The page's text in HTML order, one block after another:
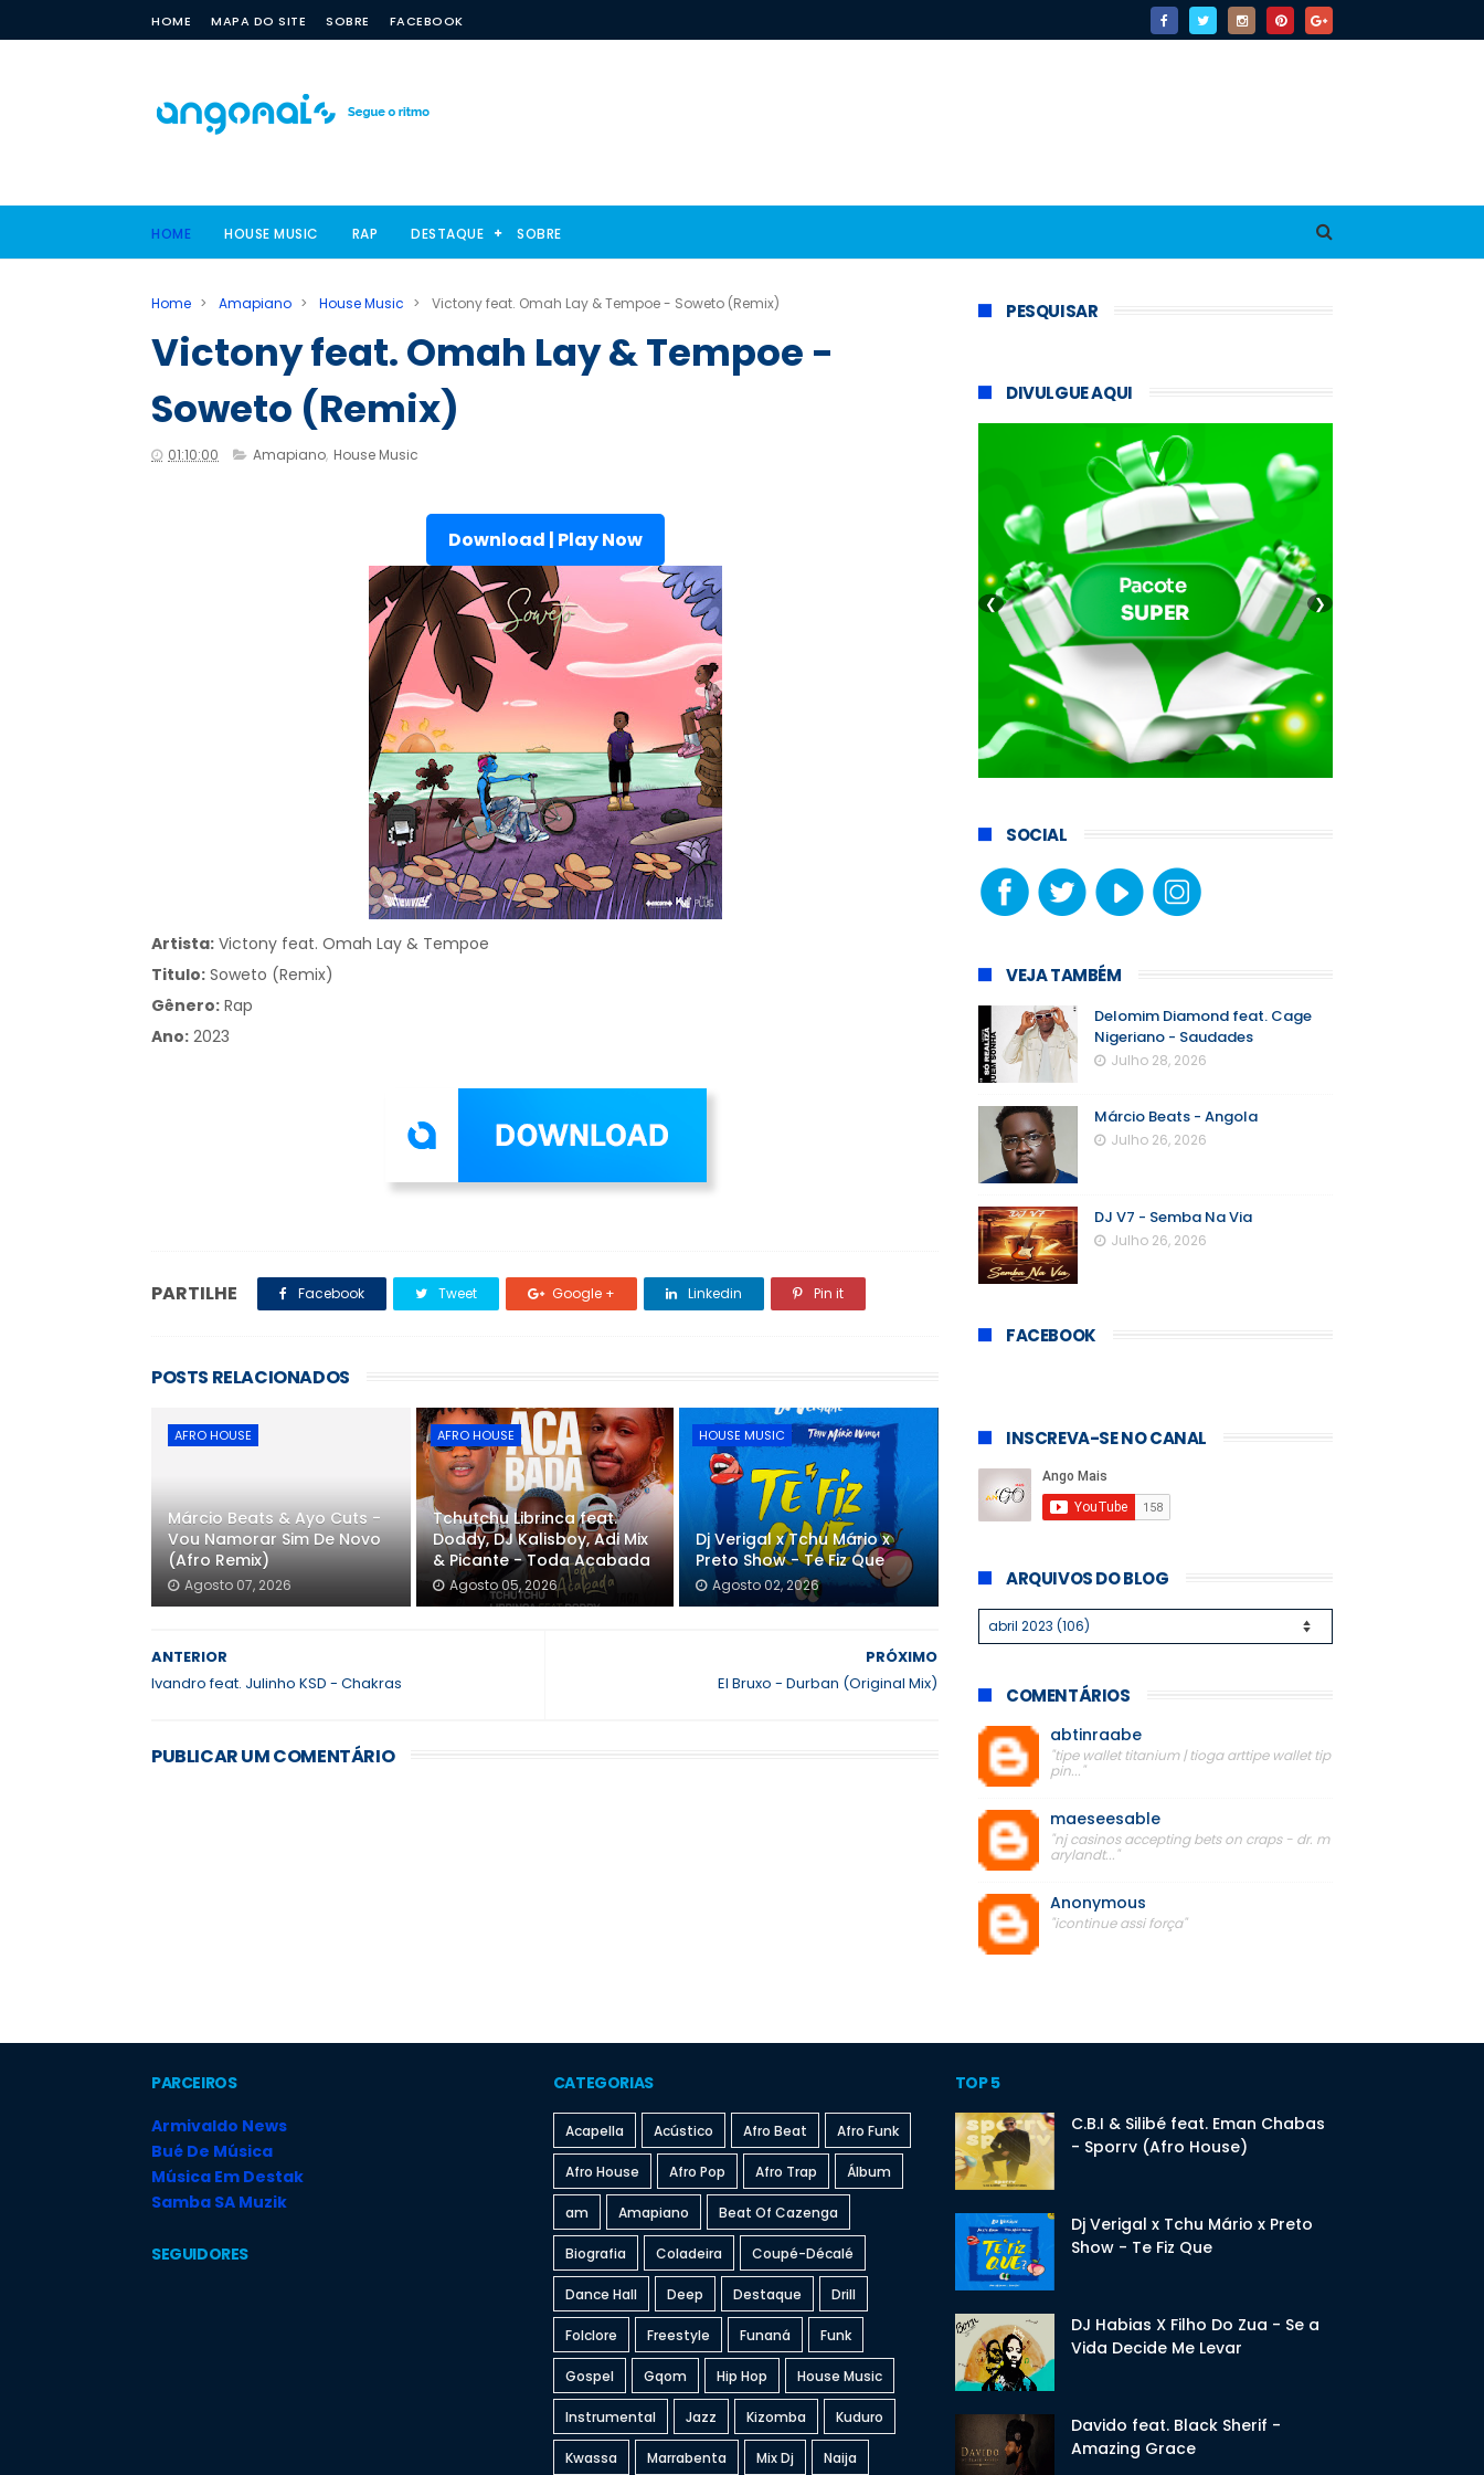
HOME MAPA DO SITE SOBRE FACEBOOK
HOME HOUSE MUSIC RAP DESTAQUE SOBRE
Home > Amapiano > House Music > Victony feat. Omah Lay & Tempoe - Soweto (Remix)
Victony feat. Omah Lay & Tempoe -
Soweto (Remix)
01:10:00 Amapiano, House Music
Download | Play Now
Artista: Victony feat. Omah Lay & Tempoe
Titulo: Soweto (Remix)
Gênero: Rap
Ano: 2023
PARTILHE Facebook Tweet Google + Linkedin Pin it
POSTS RELACIONADOS
AFRO HOUSE
Márcio Beats & Ayo Cuts -
Vou Namorar Sim De Novo
(Afro Remix)
Agosto 07, 2026
AFRO HOUSE
Tchutchu Librinca feat.
Doddy, DJ Kalisboy, Adi Mix
& Picante - Toda Acabada
Agosto 05, 2026
HOUSE MUSIC
Dj Verigal x Tchu Mário x
Preto Show - Te Fiz Que
Agosto 02, 2026
PRÓXIMO
El Bruxo - Durban (Original Mix)
ANTERIOR
Ivandro feat. Julinho KSD - Chakras
PUBLICAR UM COMENTÁRIO
PESQUISAR
DIVULGUE AQUI
❮ ❯
SOCIAL
VEJA TAMBÉM
Delomim Diamond feat. Cage
Nigeriano - Saudades
Julho 28, 2026
Márcio Beats - Angola
Julho 26, 2026
DJ V7 - Semba Na Via
Julho 26, 2026
FACEBOOK
INSCREVA-SE NO CANAL
ARQUIVOS DO BLOG
COMENTÁRIOS
abtinraabe
"tipe wallet titanium | tioga arttipe wallet tip
pin..."
maeseesable
"nj casinos accepting bets on craps - dr. m
arylandt..."
Anonymous
"icontinue assi força"
PARCEIROS
Armivaldo News
Bué De Música
Música Em Destak
Samba SA Muzik
SEGUIDORES
CATEGORIAS
Acapella Acústico Afro Beat Afro Funk
Afro House Afro Pop Afro Trap Álbum
am Amapiano Beat Of Cazenga
Biografia Coladeira Coupé-Décalé
Dance Hall Deep Destaque Drill
Folclore Freestyle Funaná Funk
Gospel Gqom Hip Hop House Music
Instrumental Jazz Kizomba Kuduro
Kwassa Marrabenta Mix Dj Naija
TOP 5
C.B.I & Silibé feat. Eman Chabas
- Sporrv (Afro House)
Dj Verigal x Tchu Mário x Preto
Show - Te Fiz Que
DJ Habias X Filho Do Zua - Se a
Vida Decide Me Levar
Davido feat. Black Sherif -
Amazing Grace